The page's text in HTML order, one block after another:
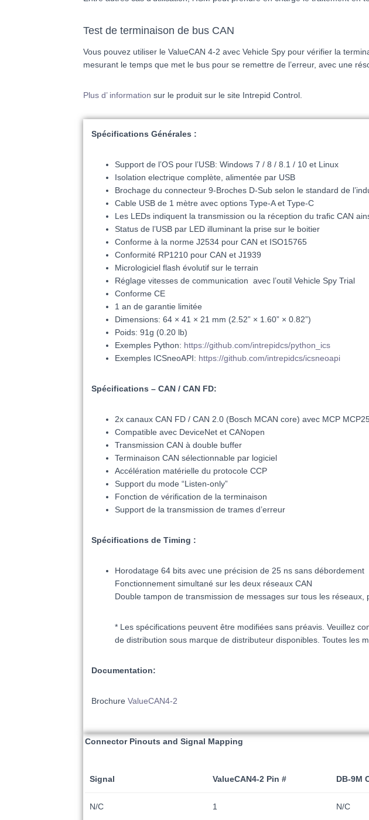
Test de terminaison de bus CAN
Vous pouvez utiliser le ValueCAN 4-2 avec Vehicle Spy pour vérifier la
mesurant le temps que met le bus pour se remettre de l’erreur, avec une
Plus d’ information sur le produit sur le site Intrepid Control.
Spécifications Générales :
Support de l’OS pour l’USB: Windows 7 / 8 / 8.1 / 10 et Linux
Isolation electrique complète, alimentée par USB
Brochage du connecteur 9-Broches D-Sub selon le standard de
Cable USB de 1 mètre avec options Type-A et Type-C
Les LEDs indiquent la transmission ou la réception du trafic CAN
Status de l’USB par LED illuminant la prise sur le boitier
Conforme à la norme J2534 pour CAN et ISO15765
Conformité RP1210 pour CAN et J1939
Micrologiciel flash évolutif sur le terrain
Réglage vitesses de communication avec l’outil Vehicle Spy Trial
Conforme CE
1 an de garantie limitée
Dimensions: 64 × 41 × 21 mm (2.52” × 1.60” × 0.82”)
Poids: 91g (0.20 lb)
Exemples Python: https://github.com/intrepidcs/python_ics
Exemples ICSneoAPI: https://github.com/intrepidcs/icsneoapi
Spécifications – CAN / CAN FD:
2x canaux CAN FD / CAN 2.0 (Bosch MCAN core) avec MCP
Compatible avec DeviceNet et CANopen
Transmission CAN à double buffer
Terminaison CAN sélectionnable par logiciel
Accélération matérielle du protocole CCP
Support du mode “Listen-only”
Fonction de vérification de la terminaison
Support de la transmission de trames d’erreur
Spécifications de Timing :
Horodatage 64 bits avec une précision de 25 ns sans débordement
Fonctionnement simultané sur les deux réseaux CAN
Double tampon de transmission de messages sur tous les
* Les spécifications peuvent être modifiées sans préavis. Veuillez
de distribution sous marque de distributeur disponibles. Toutes les
Documentation:
Brochure ValueCAN4-2
Connector Pinouts and Signal Mapping
Signal ValueCAN4-2 Pin # DB-9M
N/C 1 N/C